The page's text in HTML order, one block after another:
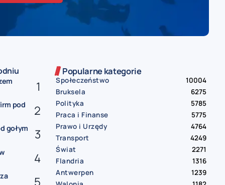
pod
gołym
Popularne kategorie
Społeczeństwo
10004
Bruksela
6275
Polityka
5785
Praca i Finanse
5775
Prawo i Urzędy
4764
Transport
4249
Świat
2271
Flandria
1316
Antwerpen
1239